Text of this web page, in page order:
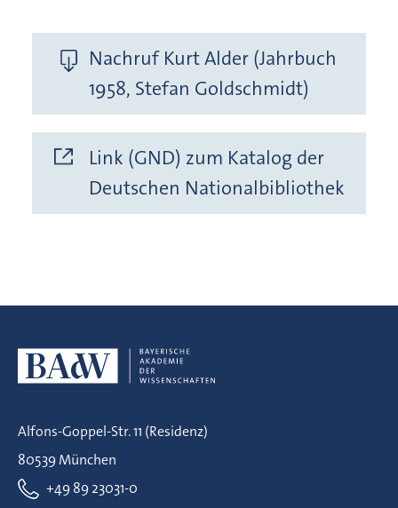
Nachruf Kurt Alder (Jahrbuch
1958, Stefan Goldschmidt)
Link (GND) zum Katalog der
Deutschen Nationalbibliothek
Alfons-Goppel-Str. 11 (Residenz)
80539 München
+49 89 23031-0